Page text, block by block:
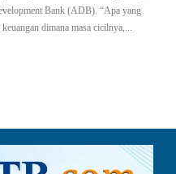
Bank (ADB). “Apa yang
dimana masa cicilnya,...